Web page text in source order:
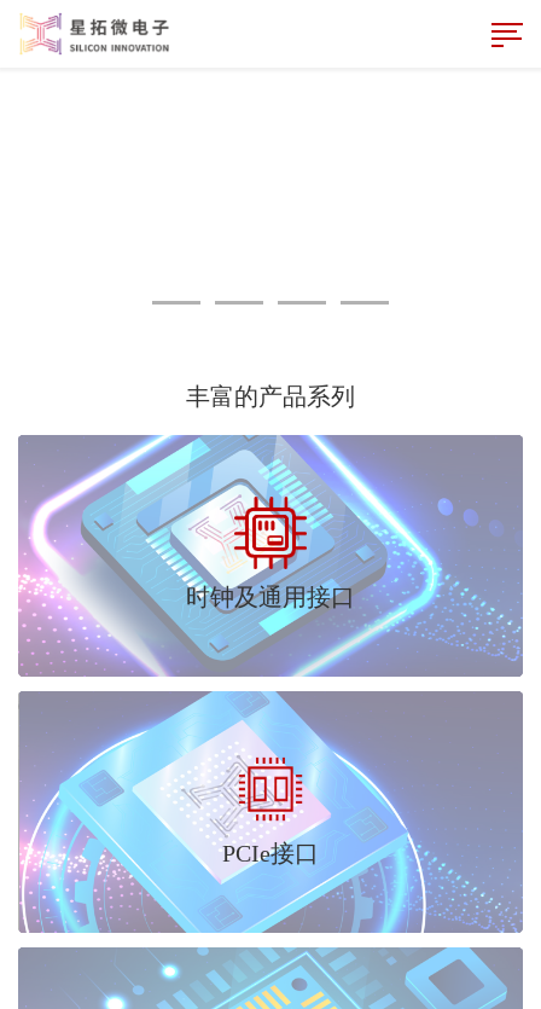
丰富的产品系列
时钟及通用接口
PCIe接口